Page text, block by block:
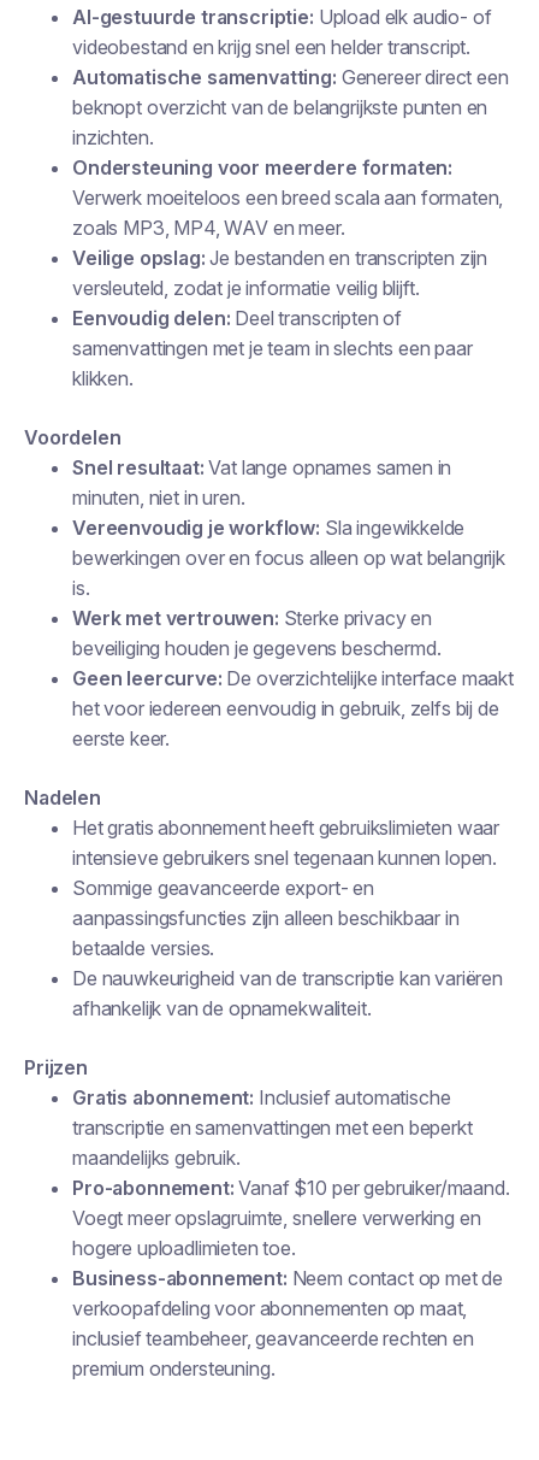
AI-gestuurde transcriptie: Upload elk audio- of
videobestand en krijg snel een helder transcript.
Automatische samenvatting: Genereer direct een
beknopt overzicht van de belangrijkste punten en
inzichten.
Ondersteuning voor meerdere formaten:
Verwerk moeiteloos een breed scala aan formaten,
zoals MP3, MP4, WAV en meer.
Veilige opslag: Je bestanden en transcripten zijn
versleuteld, zodat je informatie veilig blijft.
Eenvoudig delen: Deel transcripten of
samenvattingen met je team in slechts een paar
klikken.
Voordelen
Snel resultaat: Vat lange opnames samen in
minuten, niet in uren.
Vereenvoudig je workflow: Sla ingewikkelde
bewerkingen over en focus alleen op wat belangrijk
is.
Werk met vertrouwen: Sterke privacy en
beveiliging houden je gegevens beschermd.
Geen leercurve: De overzichtelijke interface maakt
het voor iedereen eenvoudig in gebruik, zelfs bij de
eerste keer.
Nadelen
Het gratis abonnement heeft gebruikslimieten waar
intensieve gebruikers snel tegenaan kunnen lopen.
Sommige geavanceerde export- en
aanpassingsfuncties zijn alleen beschikbaar in
betaalde versies.
De nauwkeurigheid van de transcriptie kan variëren
afhankelijk van de opnamekwaliteit.
Prijzen
Gratis abonnement: Inclusief automatische
transcriptie en samenvattingen met een beperkt
maandelijks gebruik.
Pro-abonnement: Vanaf $10 per gebruiker/maand.
Voegt meer opslagruimte, snellere verwerking en
hogere uploadlimieten toe.
Business-abonnement: Neem contact op met de
verkoopafdeling voor abonnementen op maat,
inclusief teambeheer, geavanceerde rechten en
premium ondersteuning.